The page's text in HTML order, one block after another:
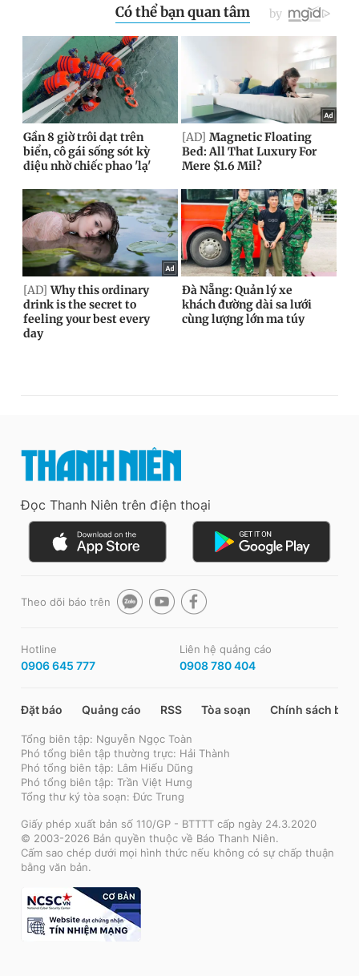
Đọc Thanh Niên trên điện thoại
Theo dõi báo trên
Hotline
0906 645 777
Liên hệ quảng cáo
0908 780 404
Đặt báo Quảng cáo RSS Tòa soạn Chính sách bảo
Tổng biên tập: Nguyễn Ngọc Toàn
Phó tổng biên tập thường trực: Hải Thành
Phó tổng biên tập: Lâm Hiếu Dũng
Phó tổng biên tập: Trần Việt Hưng
Tổng thư ký tòa soạn: Đức Trung
Giấy phép xuất bản số 110/GP - BTTTT cấp ngày 24.3.2020
© 2003-2026 Bản quyền thuộc về Báo Thanh Niên.
Cấm sao chép dưới mọi hình thức nếu không có sự chấp thuận
bằng văn bản.